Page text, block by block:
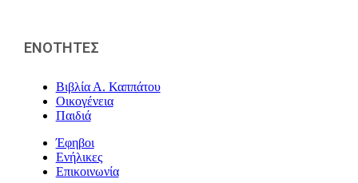
ΕΝΟΤΗΤΕΣ
Βιβλία Α. Καππάτου
Οικογένεια
Παιδιά
Έφηβοι
Ενήλικες
Επικοινωνία